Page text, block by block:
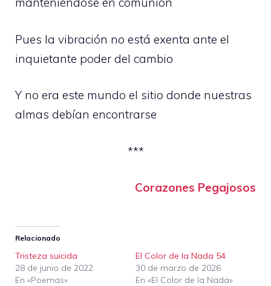
Pues la vibración no está exenta ante el
inquietante poder del cambio
Y no era este mundo el sitio donde nuestras
almas debían encontrarse
***
Corazones Pegajosos
Relacionado
Tristeza suicida
28 de junio de 2022
En «Poemas»
El Color de la Nada 54
30 de marzo de 2026
En «El Color de la Nada»